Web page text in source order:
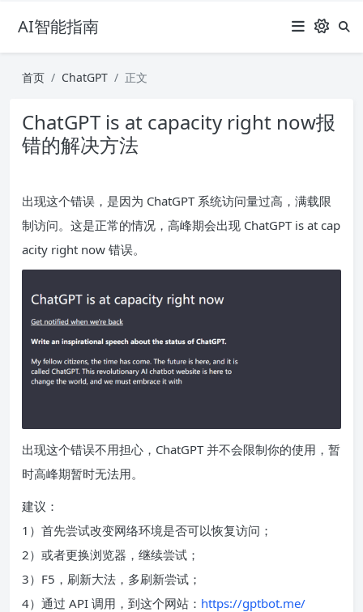
AI智能指南
首页 ChatGPT 正文
ChatGPT is at capacity right now报
错的解决方法
出现这个错误，是因为 ChatGPT 系统访问量过高，满载限
制访问。这是正常的情况，高峰期会出现 ChatGPT is at cap
acity right now 错误。
出现这个错误不用担心，ChatGPT 并不会限制你的使用，暂
时高峰期暂时无法用。
建议：
1）首先尝试改变网络环境是否可以恢复访问；
2）或者更换浏览器，继续尝试；
3）F5，刷新大法，多刷新尝试；
4）通过 API 调用，到这个网站： https://gptbot.me/